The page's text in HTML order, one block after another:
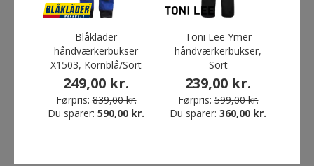
Toni Lee Ymer
håndværkerbukser, Sort
239,00 kr.
Førpris: 599,00 kr.
Du sparer:360,00 kr.
Abeko Oregon
servicebukser, Sort
90,00 kr.
Førpris: 499,00 kr.
Du sparer:409,00 kr.
Blåkläder
håndværkerbukser
X1503, Kornblå/Sort
249,00 kr.
Førpris: 839,00 kr.
Du sparer: 590,00 kr.
Toni Lee Ymer
håndværkerbukser,
Sort
239,00 kr.
Førpris: 599,00 kr.
Du sparer: 360,00 kr.